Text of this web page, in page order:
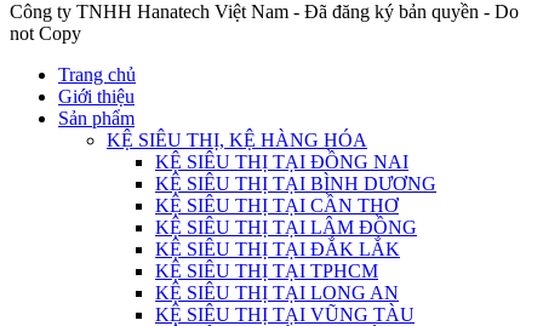
Công ty TNHH Hanatech Việt Nam - Đã đăng ký bản quyền - Do
not Copy
Trang chủ
Giới thiệu
Sản phẩm
KỆ SIÊU THỊ, KỆ HÀNG HÓA
KỆ SIÊU THỊ TẠI ĐỒNG NAI
KỆ SIÊU THỊ TẠI BÌNH DƯƠNG
KỆ SIÊU THỊ TẠI CẦN THƠ
KỆ SIÊU THỊ TẠI LÂM ĐỒNG
KỆ SIÊU THỊ TẠI ĐẮK LẮK
KỆ SIÊU THỊ TẠI TPHCM
KỆ SIÊU THỊ TẠI LONG AN
KỆ SIÊU THỊ TẠI VŨNG TÀU